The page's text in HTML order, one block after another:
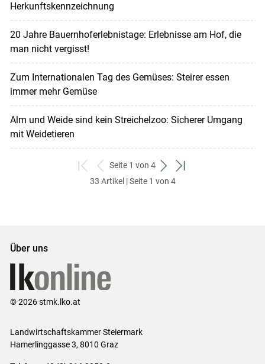
Herkunftskennzeichnung
20 Jahre Bauernhoferlebnistage: Erlebnisse am Hof, die
man nicht vergisst!
Zum Internationalen Tag des Gemüses: Steirer essen
immer mehr Gemüse
Alm und Weide sind kein Streichelzoo: Sicherer Umgang
mit Weidetieren
zum
ersten
zurück
zum
Seite 1 von 4
weiter
zum
zum
33 Artikel | Seite 1 von 4
Über uns
© 2026 stmk.lko.at
Landwirtschaftskammer Steiermark
Hamerlinggasse 3, 8010 Graz